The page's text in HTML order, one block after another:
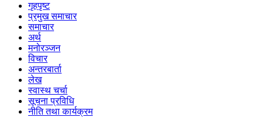
गृहपृष्ट
प्रमुख समाचार
समाचार
अर्थ
मनोरञ्जन
विचार
अन्तरबार्ता
लेख
स्वास्थ चर्चा
सूचना प्रविधि
नीति तथा कार्यक्रम